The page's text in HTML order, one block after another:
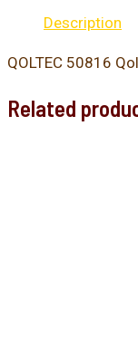
Description
QOLTEC 50816
Related